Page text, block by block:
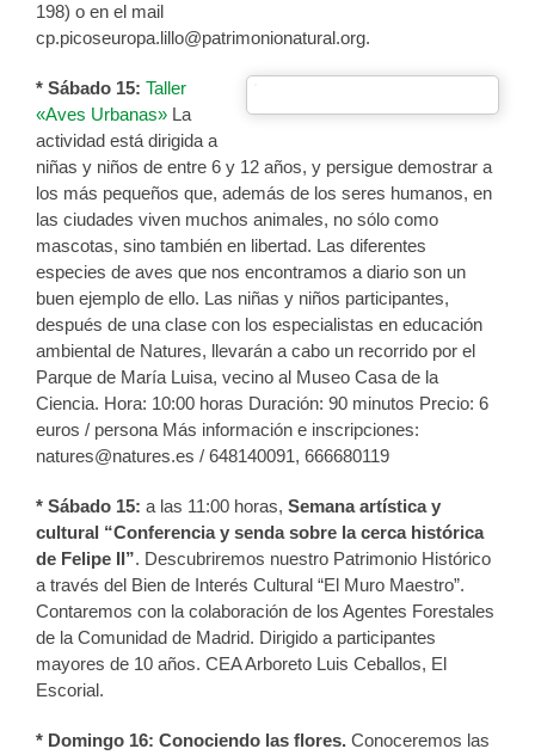
198) o en el mail
cp.picoseuropa.lillo@patrimonionatural.org.
* Sábado 15: Taller
«Aves Urbanas» La
actividad está dirigida a
niñas y niños de entre 6 y 12 años, y persigue demostrar a
los más pequeños que, además de los seres humanos, en
las ciudades viven muchos animales, no sólo como
mascotas, sino también en libertad. Las diferentes
especies de aves que nos encontramos a diario son un
buen ejemplo de ello. Las niñas y niños participantes,
después de una clase con los especialistas en educación
ambiental de Natures, llevarán a cabo un recorrido por el
Parque de María Luisa, vecino al Museo Casa de la
Ciencia. Hora: 10:00 horas Duración: 90 minutos Precio: 6
euros / persona Más información e inscripciones:
natures@natures.es / 648140091, 666680119
* Sábado 15: a las 11:00 horas, Semana artística y
cultural “Conferencia y senda sobre la cerca histórica
de Felipe II”. Descubriremos nuestro Patrimonio Histórico
a través del Bien de Interés Cultural “El Muro Maestro”.
Contaremos con la colaboración de los Agentes Forestales
de la Comunidad de Madrid. Dirigido a participantes
mayores de 10 años. CEA Arboreto Luis Ceballos, El
Escorial.
* Domingo 16: Conociendo las flores. Conoceremos las